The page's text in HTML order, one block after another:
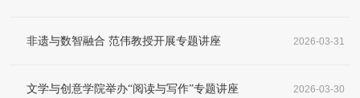
非遗与数智融合 范伟教授开展专题讲座 2026-03-31
文学与创意学院举办“阅读与写作”专题讲座 2026-03-30